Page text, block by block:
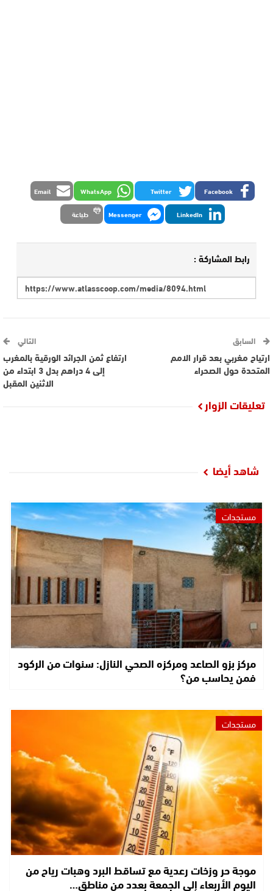
Facebook
Twitter
WhatsApp
Email
LinkedIn
Messenger طباعة
رابط المشاركة :
السابق
ارتياح مغربي بعد قرار الامم
المتحدة حول الصحراء
التالي
ارتفاع ثمن الجرائد الورقية بالمغرب
إلى 4 دراهم بدل 3 ابتداء من
الاثنين المقبل
تعليقات الزوار
شاهد أيضا
مستجدات
مركز بزو الصاعد ومركزه الصحي النازل: سنوات من الركود
فمن يحاسب من؟
مستجدات
موجة حر وزخات رعدية مع تساقط البرد وهبات رياح من
اليوم الأربعاء إلى الجمعة بعدد من مناطق…